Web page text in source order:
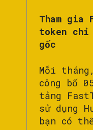
Tham gia
token chỉ
gốc
Mỗi
công bố
tảng
sử dụng
bạn có